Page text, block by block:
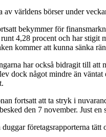
av världens börser under
bekymmer för
4,28 procent och har stigit
kommer att kunna sänka
har också bidragit till att
dock något mindre än
fortsatt att ta stryk i
den 7 november. Just
företagsrapporterna